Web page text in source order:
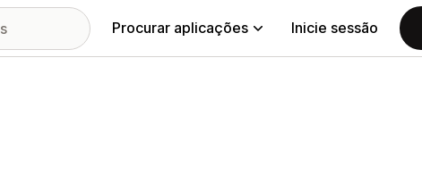
Procurar aplicações Inicie sessão